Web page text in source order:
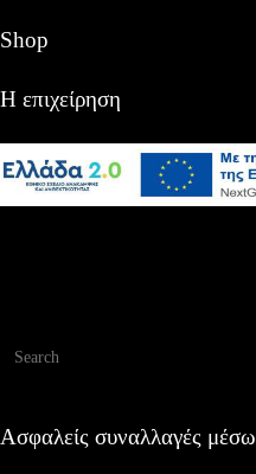
Shop
Η επιχείρηση
Ασφαλείς συναλλαγές μέσω